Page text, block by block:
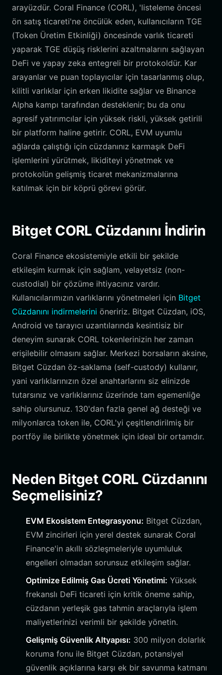
arayüzdür. Coral Finance (CORL), 'listeleme öncesi
ön satış ticareti'ne öncülük eden, kullanıcıların TGE
(Token Üretim Etkinliği) öncesinde varlık ticareti
yaparak TGE düşüş risklerini azaltmalarını sağlayan
DeFi ve yapay zeka entegreli bir protokoldür. Kar
arayanlar ve puan toplayıcılar için tasarlanmış olup,
kilitli varlıklar için erken likidite sağlar ve Binance
Alpha kampı tarafından desteklenir; bu da onu
agresif yatırımcılar için yüksek riskli, yüksek getirili
bir platform haline getirir. CORL, EVM uyumlu
ağlarda çalıştığı için cüzdanınız karmaşık DeFi
işlemlerini yürütmek, likiditeyi yönetmek ve
protokolün gelişmiş ticaret mekanizmalarına
katılmak için bir köprü görevi görür.
Bitget CORL Cüzdanını İndirin
Coral Finance ekosistemiyle etkili bir şekilde
etkileşim kurmak için sağlam, velayetsiz (non-
custodial) bir çözüme ihtiyacınız vardır.
Kullanıcılarımızın varlıklarını yönetmeleri için Bitget
Cüzdanını indirmelerini öneririz. Bitget Cüzdan, iOS,
Android ve tarayıcı uzantılarında kesintisiz bir
deneyim sunarak CORL tokenlerinizin her zaman
erişilebilir olmasını sağlar. Merkezi borsaların aksine,
Bitget Cüzdan öz-saklama (self-custody) kullanır,
yani varlıklarınızın özel anahtarlarını siz elinizde
tutarsınız ve varlıklarınız üzerinde tam egemenliğe
sahip olursunuz. 130'dan fazla genel ağ desteği ve
milyonlarca token ile, CORL'yi çeşitlendirilmiş bir
portföy ile birlikte yönetmek için ideal bir ortamdır.
Neden Bitget CORL Cüzdanını
Seçmelisiniz?
EVM Ekosistem Entegrasyonu: Bitget Cüzdan,
EVM zincirleri için yerel destek sunarak Coral
Finance'in akıllı sözleşmeleriyle uyumluluk
engelleri olmadan sorunsuz etkileşim sağlar.
Optimize Edilmiş Gas Ücreti Yönetimi: Yüksek
frekanslı DeFi ticareti için kritik öneme sahip,
cüzdanın yerleşik gas tahmin araçlarıyla işlem
maliyetlerinizi verimli bir şekilde yönetin.
Gelişmiş Güvenlik Altyapısı: 300 milyon dolarlık
koruma fonu ile Bitget Cüzdan, potansiyel
güvenlik açıklarına karşı ek bir savunma katmanı